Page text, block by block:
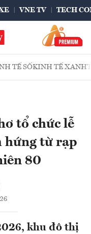
VNE TV TECH
TẾ SỐKINH TẾ XANH
tổ chức lễ
hứng từ rạp
80
khu đô thị